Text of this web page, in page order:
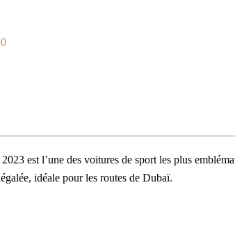
est l’une des voitures de sport les plus
idéale pour les routes de Dubaï.